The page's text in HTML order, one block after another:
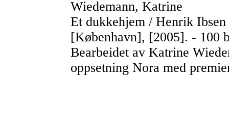
Wiedemann, Katrine
Et dukkehjem / Henrik
[København], [2005]. - 100
Bearbeidet av Katrine
oppsetning Nora med